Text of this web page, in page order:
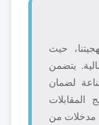
حيث
يتضمن
لضمان
مدخلات من